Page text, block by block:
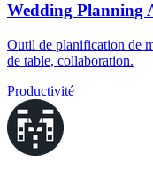
Wedding Planning
Outil de planification de
de table, collaboration.
Productivité